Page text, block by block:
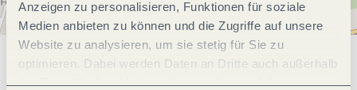
Anzeigen zu personalisieren, Funktionen für soziale
Medien anbieten zu können und die Zugriffe auf unsere
Website zu analysieren, um sie stetig für Sie zu
optimieren. Dabei werden Daten an Dritte auch außerhalb
der Europäischen Union weitergegeben und dort
Allgemeine Informationen